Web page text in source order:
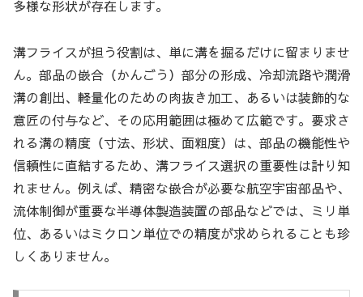
多様な形状が存在します。
溝フライスが担う役割は、単に溝を掘るだけに留まりませ
ん。部品の嵌合（かんごう）部分の形成、冷却流路や潤滑
溝の創出、軽量化のための肉抜き加工、あるいは装飾的な
意匠の付与など、その応用範囲は極めて広範です。要求さ
れる溝の精度（寸法、形状、面粗度）は、部品の機能性や
信頼性に直結するため、溝フライス選択の重要性は計り知
れません。例えば、精密な嵌合が必要な航空宇宙部品や、
流体制御が重要な半導体製造装置の部品などでは、ミリ単
位、あるいはミクロン単位での精度が求められることも珍
しくありません。